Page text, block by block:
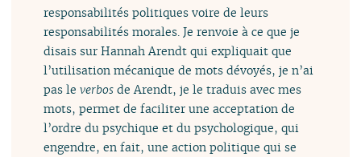
responsabilités politiques voire de leurs
responsabilités morales. Je renvoie à ce que je
disais sur Hannah Arendt qui expliquait que
l’utilisation mécanique de mots dévoyés, je n’ai
pas leverbos de Arendt, je le traduis avec mes
mots, permet de faciliter une acceptation de
l’ordre du psychique et du psychologique, qui
engendre, en fait, une action politique qui se